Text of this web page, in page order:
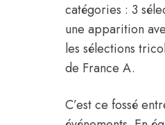
catégories : 3
une apparition
les sélections
de France A.
C’est ce fossé